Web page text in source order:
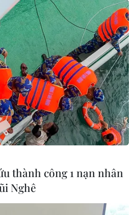
thành công 1 nạn nhân
Nghê